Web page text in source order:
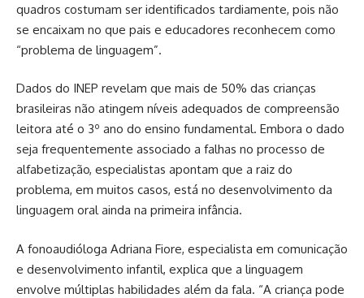
quadros costumam ser identificados tardiamente, pois não
se encaixam no que pais e educadores reconhecem como
“problema de linguagem”.
Dados do INEP revelam que mais de 50% das crianças
brasileiras não atingem níveis adequados de compreensão
leitora até o 3º ano do ensino fundamental. Embora o dado
seja frequentemente associado a falhas no processo de
alfabetização, especialistas apontam que a raiz do
problema, em muitos casos, está no desenvolvimento da
linguagem oral ainda na primeira infância.
A fonoaudióloga Adriana Fiore, especialista em comunicação
e desenvolvimento infantil, explica que a linguagem
envolve múltiplas habilidades além da fala. “A criança pode